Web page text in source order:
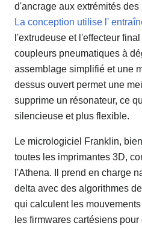
d'ancrage aux extrémités
La conception utilise l'
l'extrudeuse et l'effecteur
coupleurs pneumatiques à
assemblage simplifié et une
dessus ouvert permet une
supprime un résonateur, ce
silencieuse et plus flexible.
Le micrologiciel Franklin,
toutes les imprimantes 3D,
l'Athena. Il prend en charge
delta avec des algorithmes
qui calculent les
les firmwares cartésiens